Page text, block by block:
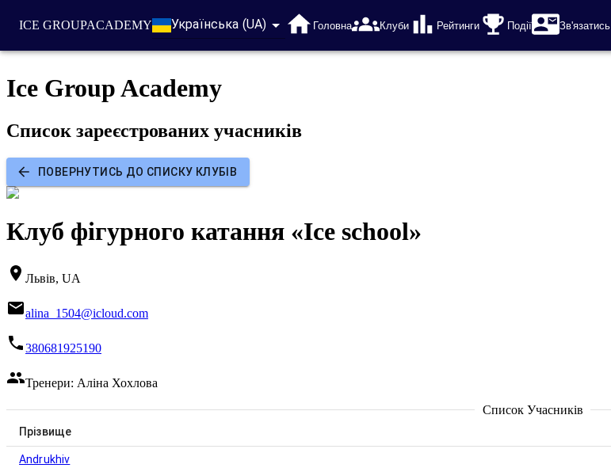
ICE GROUPACADEMY Українська (UA) Головна Клуби Рейтинги Події Зв'язатись
Ice Group Academy
Список зареєстрованих учасників
ПОВЕРНУТИСЬ ДО СПИСКУ КЛУБІВ
Клуб фігурного катання «Ice school»
Львів, UA
alina_1504@icloud.com
380681925190
Тренери: Аліна Хохлова
Список Учасників
Прізвище
Andrukhiv